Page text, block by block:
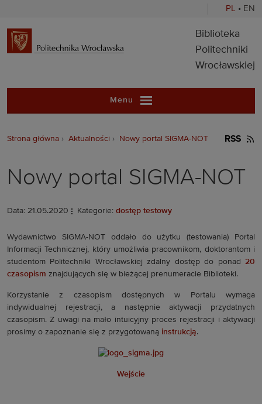
PL • EN
Biblioteka
Biblioteka
Politechniki
Wrocławskiej
Menu
Strona główna Aktualności Nowy portal SIGMA-NOT RSS
Nowy portal SIGMA-NOT
Data: 21.05.2020 Kategorie: dostęp testowy
Wydawnictwo SIGMA-NOT oddało do użytku (testowania) Portal
Informacji Technicznej, który umożliwia pracownikom, doktorantom i
studentom Politechniki Wrocławskiej zdalny dostęp do ponad 20
czasopism znajdujących się w bieżącej prenumeracie Biblioteki.
Korzystanie z czasopism dostępnych w Portalu wymaga
indywidualnej rejestracji, a następnie aktywacji przydatnych
czasopism. Z uwagi na mało intuicyjny proces rejestracji i aktywacji
prosimy o zapoznanie się z przygotowaną instrukcją.
Wejście